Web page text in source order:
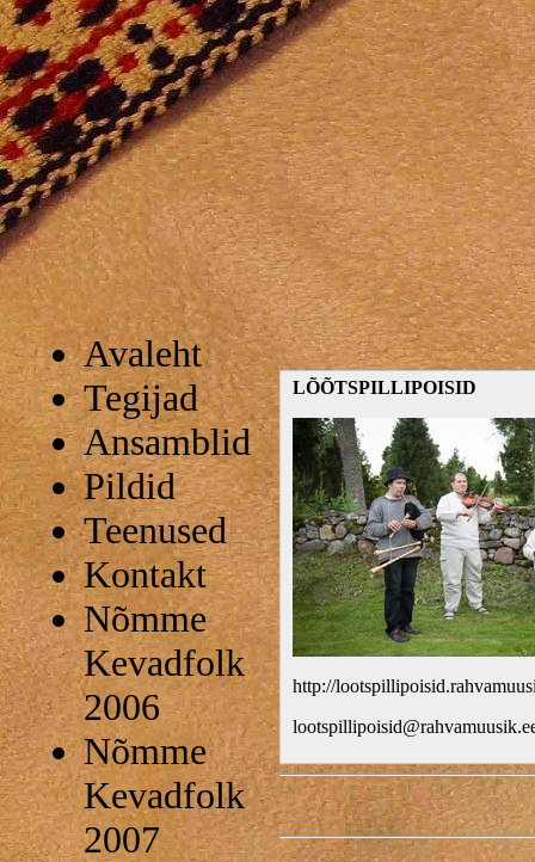
Avaleht
Tegijad
Ansamblid
Pildid
Teenused
Kontakt
Nõmme
Kevadfolk
2006
Nõmme
Kevadfolk
2007
LÕÕTSPILLIPOISID
http://